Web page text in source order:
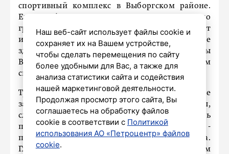
спортивный комплекс в Выборгском районе.
Его облик согласовал Комитет по
градостроительству и архитектуре. Как следует
из сообщения пресс-службы ведомства, новое
здание будет возведено вдоль улицы
Вернадского, рядом с уже действующим
спорткомплексом имени В.И. Алексеева.
Трехэтажное здание вместит в себя спортивные
залы, зоны отдыха, медицинские кабинеты,
служебные и технические помещения. Часть
первого этажа будет приподнята на колоннах -
под ней разместится открытая автостоянка.
Главный вход выделен трехсветным атриумом
Наш веб-сайт использует файлы cookie и
сохраняет их на Вашем устройстве,
чтобы сделать перемещения по сайту
более удобными для Вас, а также для
анализа статистики сайта и содействия
нашей маркетинговой деятельности.
Продолжая просмотр этого сайта, Вы
соглашаетесь на обработку файлов
cookie в соответствии с Политикой
использования АО «Петроцентр» файлов
cookie.